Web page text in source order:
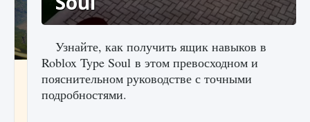
Как исправить ошибку Palworld «Идет
сохранение мира — Невозможно начать
сохранение данных мира»
Узнайте, как получить ящик навыков в
Roblox Type Soul в этом превосходном и
пояснительном руководстве с точными
подробностями.